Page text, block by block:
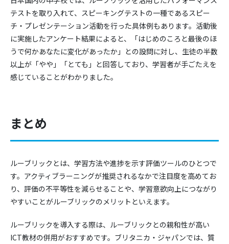
テストを取り入れて、スピーキングテストの一種であるスピー
チ・プレゼンテーション活動を行った具体例もあります。活動後
に実施したアンケート結果によると、「はじめのころと最後のほ
うで何かあなたに変化があったか」との設問に対し、生徒の半数
以上が「やや」「とても」と回答しており、学習者が手ごたえを
感じていることがわかりました。
まとめ
ルーブリックとは、学習方法や進捗を示す評価ツールのひとつで
す。アクティブラーニングが推奨されるなかで注目度を高めてお
り、評価の不平等性を減らせることや、学習意欲向上につながり
やすいことがルーブリックのメリットといえます。
ルーブリックを導入する際は、ルーブリックとの親和性が高い
ICT教材の併用がおすすめです。ブリタニカ・ジャパンでは、質